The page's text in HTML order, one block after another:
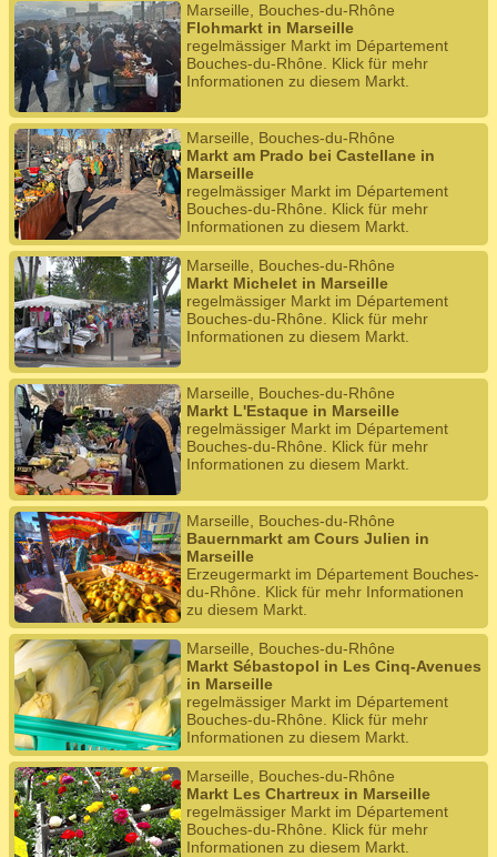
Marseille, Bouches-du-Rhône
Flohmarkt in Marseille
regelmässiger Markt im Département
Bouches-du-Rhône. Klick für mehr
Informationen zu diesem Markt.
Marseille, Bouches-du-Rhône
Markt am Prado bei Castellane in
Marseille
regelmässiger Markt im Département
Bouches-du-Rhône. Klick für mehr
Informationen zu diesem Markt.
Marseille, Bouches-du-Rhône
Markt Michelet in Marseille
regelmässiger Markt im Département
Bouches-du-Rhône. Klick für mehr
Informationen zu diesem Markt.
Marseille, Bouches-du-Rhône
Markt L'Estaque in Marseille
regelmässiger Markt im Département
Bouches-du-Rhône. Klick für mehr
Informationen zu diesem Markt.
Marseille, Bouches-du-Rhône
Bauernmarkt am Cours Julien in
Marseille
Erzeugermarkt im Département Bouches-
du-Rhône. Klick für mehr Informationen
zu diesem Markt.
Marseille, Bouches-du-Rhône
Markt Sébastopol in Les Cinq-Avenues
in Marseille
regelmässiger Markt im Département
Bouches-du-Rhône. Klick für mehr
Informationen zu diesem Markt.
Marseille, Bouches-du-Rhône
Markt Les Chartreux in Marseille
regelmässiger Markt im Département
Bouches-du-Rhône. Klick für mehr
Informationen zu diesem Markt.